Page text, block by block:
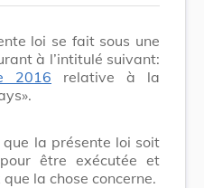
loi se fait sous une
à l’intitulé suivant:
2016 relative à la
la présente loi soit
être exécutée et
la chose concerne.